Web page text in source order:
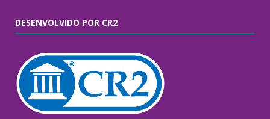
DESENVOLVIDO POR CR2